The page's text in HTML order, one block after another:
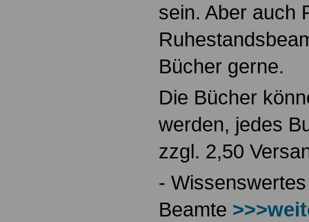
sein. Aber auch
Bücher gerne.
Die Bücher
werden, jedes
zzgl. 2,50
-
Beamte